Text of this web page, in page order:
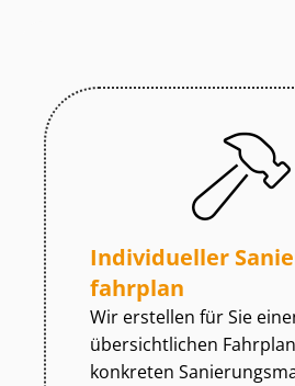
Individueller
fahr­plan
Wir erstellen für Sie
übersichtlichen
konkreten